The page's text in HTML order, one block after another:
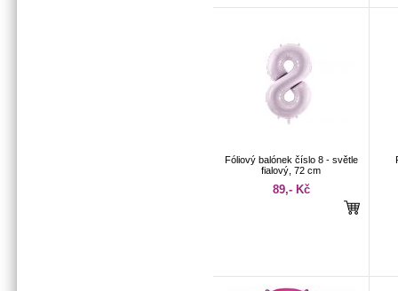
Fóliový balónek číslo 8 - světle
fialový, 72 cm
89,- Kč